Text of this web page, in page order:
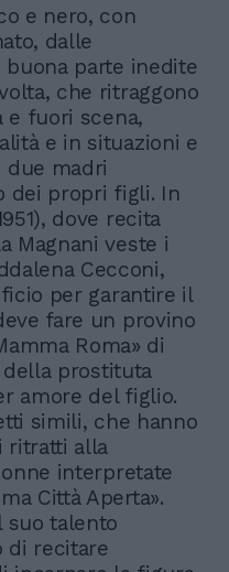
e nero, con
dalle
parte inedite
che ritraggono
e fuori scena,
e in situazioni e
madri
dei propri figli. In
dove recita
Magnani veste i
Cecconi,
per garantire il
fare un provino
Roma» di
della prostituta
amore del figlio.
simili, che hanno
ritratti alla
interpretate
Città Aperta».
suo talento
di recitare